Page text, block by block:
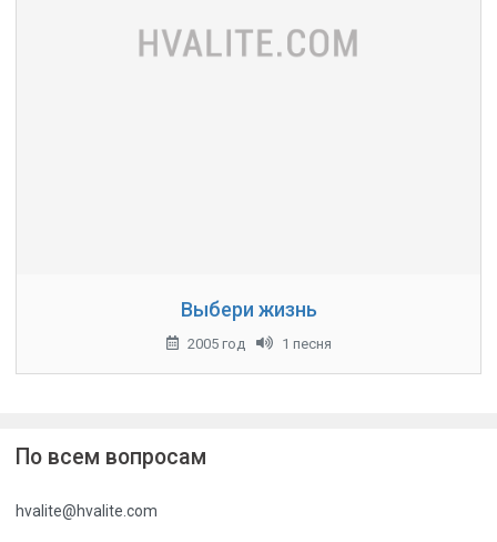
Выбери жизнь
2005 год 1 песня
По всем вопросам
hvalite@hvalite.com